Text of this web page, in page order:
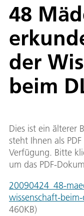
48
der
beim
Dies ist ein älterer
steht Ihnen als
Verfügung. Bitte
um das PDF-
20090424_48-
wissenschaft-
460KB)